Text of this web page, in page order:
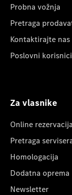
Probna vožnja
Pretraga
Kontaktirajte nas
Poslovni korisnici
Za vlasnike
Online
Pretraga
Homologacija
Dodatna oprema
Newsletter